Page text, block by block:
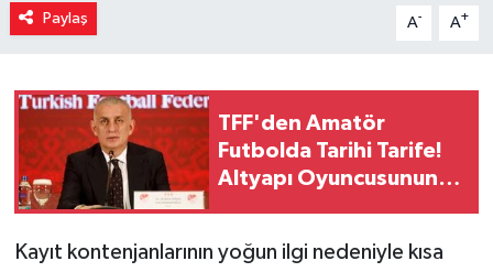
Paylaş A- A+
TFF'den Amatör
Futbolda Tarihi Tarife!
Altyapı Oyuncusunun
Kayıt kontenjanlarının yoğun ilgi nedeniyle kısa